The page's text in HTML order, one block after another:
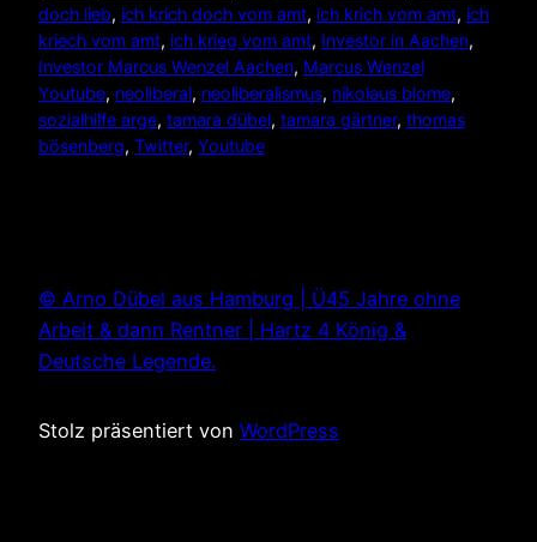
doch lieb, ich krich doch vom amt, ich krich vom amt, ich
kriech vom amt, ich krieg vom amt, Investor in Aachen
Investor Marcus Wenzel Aachen, Marcus Wenzel
Youtube, neoliberal, neoliberalismus, nikolaus blome
sozialhilfe arge, tamara dübel, tamara gärtner, thomas
bösenberg, Twitter, Youtube
© Arno Dübel aus Hamburg | Ü45 Jahre ohne
Arbeit & dann Rentner | Hartz 4 König &
Deutsche Legende.
Stolz präsentiert von WordPress